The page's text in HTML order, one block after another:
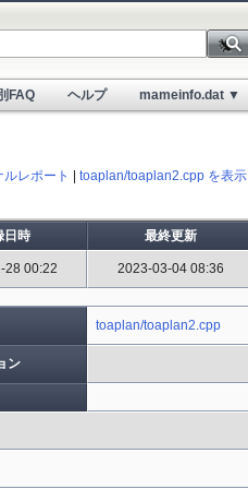
FAQ ヘルプ mameinfo.dat ▼
レポート toaplan/toaplan2.cpp を表示
日時 最終更新
28 00:22 2023-03-04 08:36
toaplan/toaplan2.cpp
ン